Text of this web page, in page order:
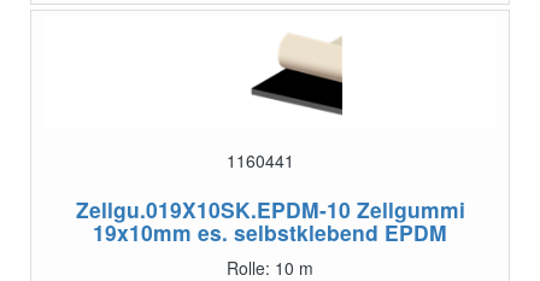
1160441
Zellgu.019X10SK.EPDM-10 Zellgummi
19x10mm es. selbstklebend EPDM
Rolle: 10 m